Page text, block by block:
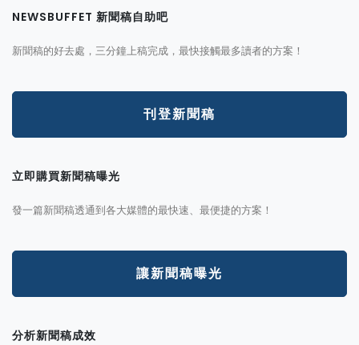
NEWSBUFFET 新聞稿自助吧
新聞稿的好去處，三分鐘上稿完成，最快接觸最多讀者的方案！
刊登新聞稿
立即購買新聞稿曝光
發一篇新聞稿透通到各大媒體的最快速、最便捷的方案！
讓新聞稿曝光
分析新聞稿成效